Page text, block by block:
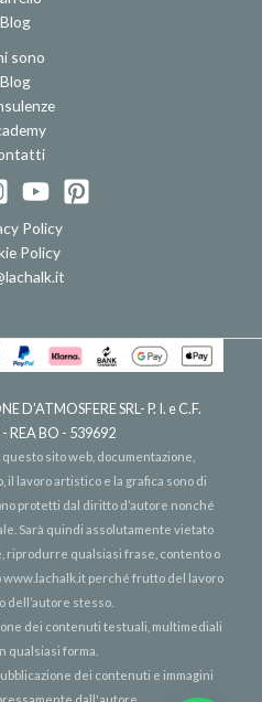
Blog
sono
Blog
Policy
Policy
D'ATMOSFERE SRL- P. I. e C.F.
REA BO - 539692
sito web, documentazione,
il lavoro artistico e la grafica sono di
protetti dal diritto d’autore nonché
Sarà quindi assolutamente vietato
riprodurre qualsiasi frase, contento o
www.lachalk.it perché frutto del lavoro
dell’autore stesso.
dei contenuti testuali, multimediali
qualsiasi forma.
dei contenuti e immagini